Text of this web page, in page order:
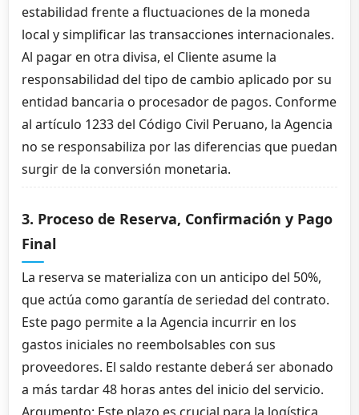
estabilidad frente a fluctuaciones de la moneda
local y simplificar las transacciones internacionales.
Al pagar en otra divisa, el Cliente asume la
responsabilidad del tipo de cambio aplicado por su
entidad bancaria o procesador de pagos. Conforme
al artículo 1233 del Código Civil Peruano, la Agencia
no se responsabiliza por las diferencias que puedan
surgir de la conversión monetaria.
3. Proceso de Reserva, Confirmación y Pago
Final
La reserva se materializa con un anticipo del 50%,
que actúa como garantía de seriedad del contrato.
Este pago permite a la Agencia incurrir en los
gastos iniciales no reembolsables con sus
proveedores. El saldo restante deberá ser abonado
a más tardar 48 horas antes del inicio del servicio.